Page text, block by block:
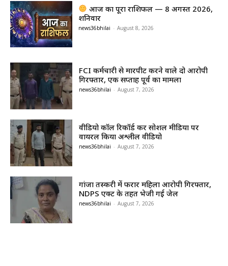
आज का पूरा राशिफल — 8 अगस्त 2026,
शनिवार
news36bhilai - August 8, 2026
FCI कर्मचारी से मारपीट करने वाले दो आरोपी
गिरफ्तार, एक सप्ताह पूर्व का मामला
news36bhilai - August 7, 2026
वीडियो कॉल रिकॉर्ड कर सोशल मीडिया पर
वायरल किया अश्लील वीडियो
news36bhilai - August 7, 2026
गांजा तस्करी में फरार महिला आरोपी गिरफ्तार,
NDPS एक्ट के तहत भेजी गई जेल
news36bhilai - August 7, 2026